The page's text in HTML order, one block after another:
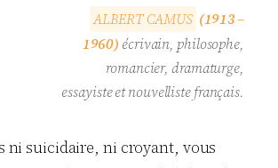
ALBERT CAMUS (1913 –
1960) écrivain, philosophe,
romancier, dramaturge,
essayiste et nouvelliste français.
ni suicidaire, ni croyant, vous